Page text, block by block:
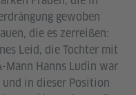
gewoben
die es zerreißen:
Leid, die Tochter mit
Mann Hanns Ludin war
in dieser Position